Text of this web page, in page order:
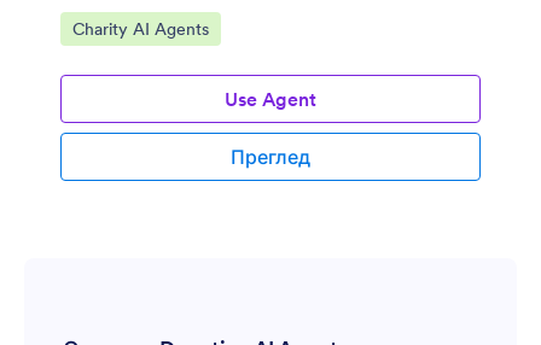
Отидете на категорията:
Charity AI Agents
Use Agent
Преглед